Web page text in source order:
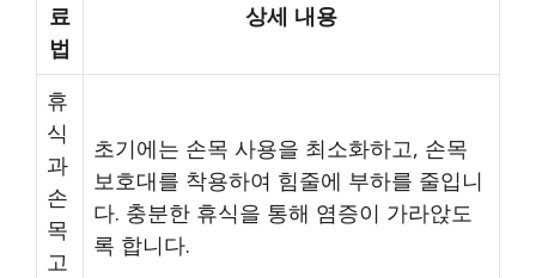
료
법
상세 내용
휴
식
과
손
목
고
초기에는 손목 사용을 최소화하고, 손목
보호대를 착용하여 힘줄에 부하를 줄입니
다. 충분한 휴식을 통해 염증이 가라앉도
록 합니다.